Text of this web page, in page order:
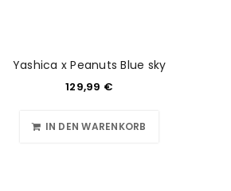
Yashica x Peanuts Blue sky
129,99 €
IN DEN WARENKORB